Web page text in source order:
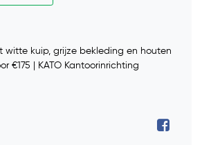
witte kuip, grijze bekleding en houten
€175 | KATO Kantoorinrichting